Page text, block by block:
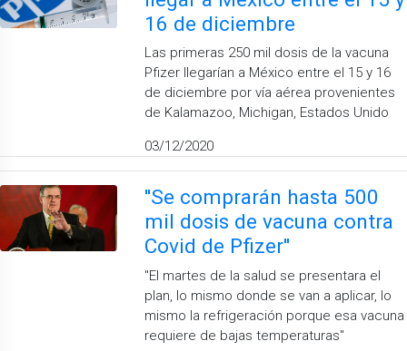
16 de diciembre
Las primeras 250 mil dosis de la vacuna
Pfizer llegarían a México entre el 15 y 16
de diciembre por vía aérea provenientes
de Kalamazoo, Michigan, Estados Unido
03/12/2020
''Se comprarán hasta 500
mil dosis de vacuna contra
Covid de Pfizer''
''El martes de la salud se presentara el
plan, lo mismo donde se van a aplicar, lo
mismo la refrigeración porque esa vacuna
requiere de bajas temperaturas''